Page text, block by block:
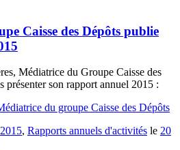
Caisse des Dépôts publie
Médiatrice du Groupe Caisse des
présenter son rapport annuel 2015 :
du groupe Caisse des Dépôts
2015, Rapports annuels d'activités le 20